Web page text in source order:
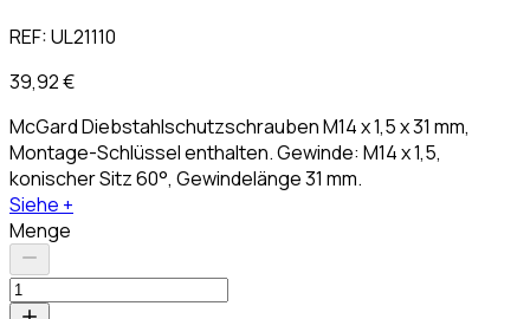
REF:UL21110
39,92 €
McGard Diebstahlschutzschrauben M14 x 1,5 x 31 mm,
Montage-Schlüssel enthalten. Gewinde: M14 x 1,5,
konischer Sitz 60°, Gewindelänge 31 mm.
Siehe +
Menge